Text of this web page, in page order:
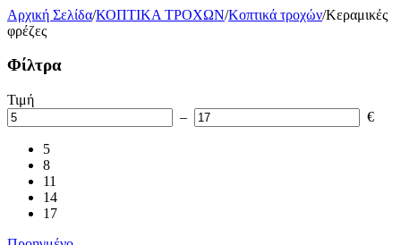
Αρχική Σελίδα/ΚΟΠΤΙΚΑ ΤΡΟΧΩΝ/Κοπτικά τροχών/Κεραμικές
φρέζες
Φίλτρα
Τιμή
–
€
5
8
11
14
17